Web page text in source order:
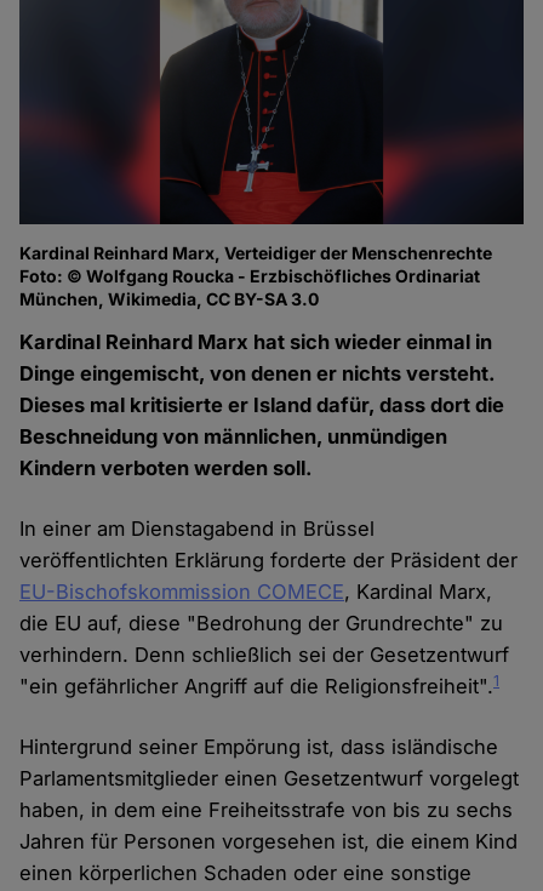
Kardinal Reinhard Marx, Verteidiger der Menschenrechte
Foto: © Wolfgang Roucka - Erzbischöfliches Ordinariat
München, Wikimedia, CC BY-SA 3.0
Kardinal Reinhard Marx hat sich wieder einmal in
Dinge eingemischt, von denen er nichts versteht.
Dieses mal kritisierte er Island dafür, dass dort die
Beschneidung von männlichen, unmündigen
Kindern verboten werden soll.
In einer am Dienstagabend in Brüssel
veröffentlichten Erklärung forderte der Präsident der
EU-Bischofskommission COMECE, Kardinal Marx,
die EU auf, diese "Bedrohung der Grundrechte" zu
verhindern. Denn schließlich sei der Gesetzentwurf
"ein gefährlicher Angriff auf die Religionsfreiheit".1
Hintergrund seiner Empörung ist, dass isländische
Parlamentsmitglieder einen Gesetzentwurf vorgelegt
haben, in dem eine Freiheitsstrafe von bis zu sechs
Jahren für Personen vorgesehen ist, die einem Kind
einen körperlichen Schaden oder eine sonstige